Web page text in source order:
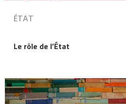
ÉTAT
Le rôle de l’État